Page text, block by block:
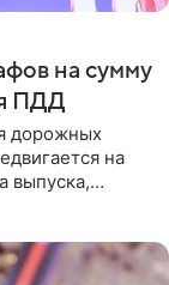
на сумму
ПДД
дорожных
на
выпуска,